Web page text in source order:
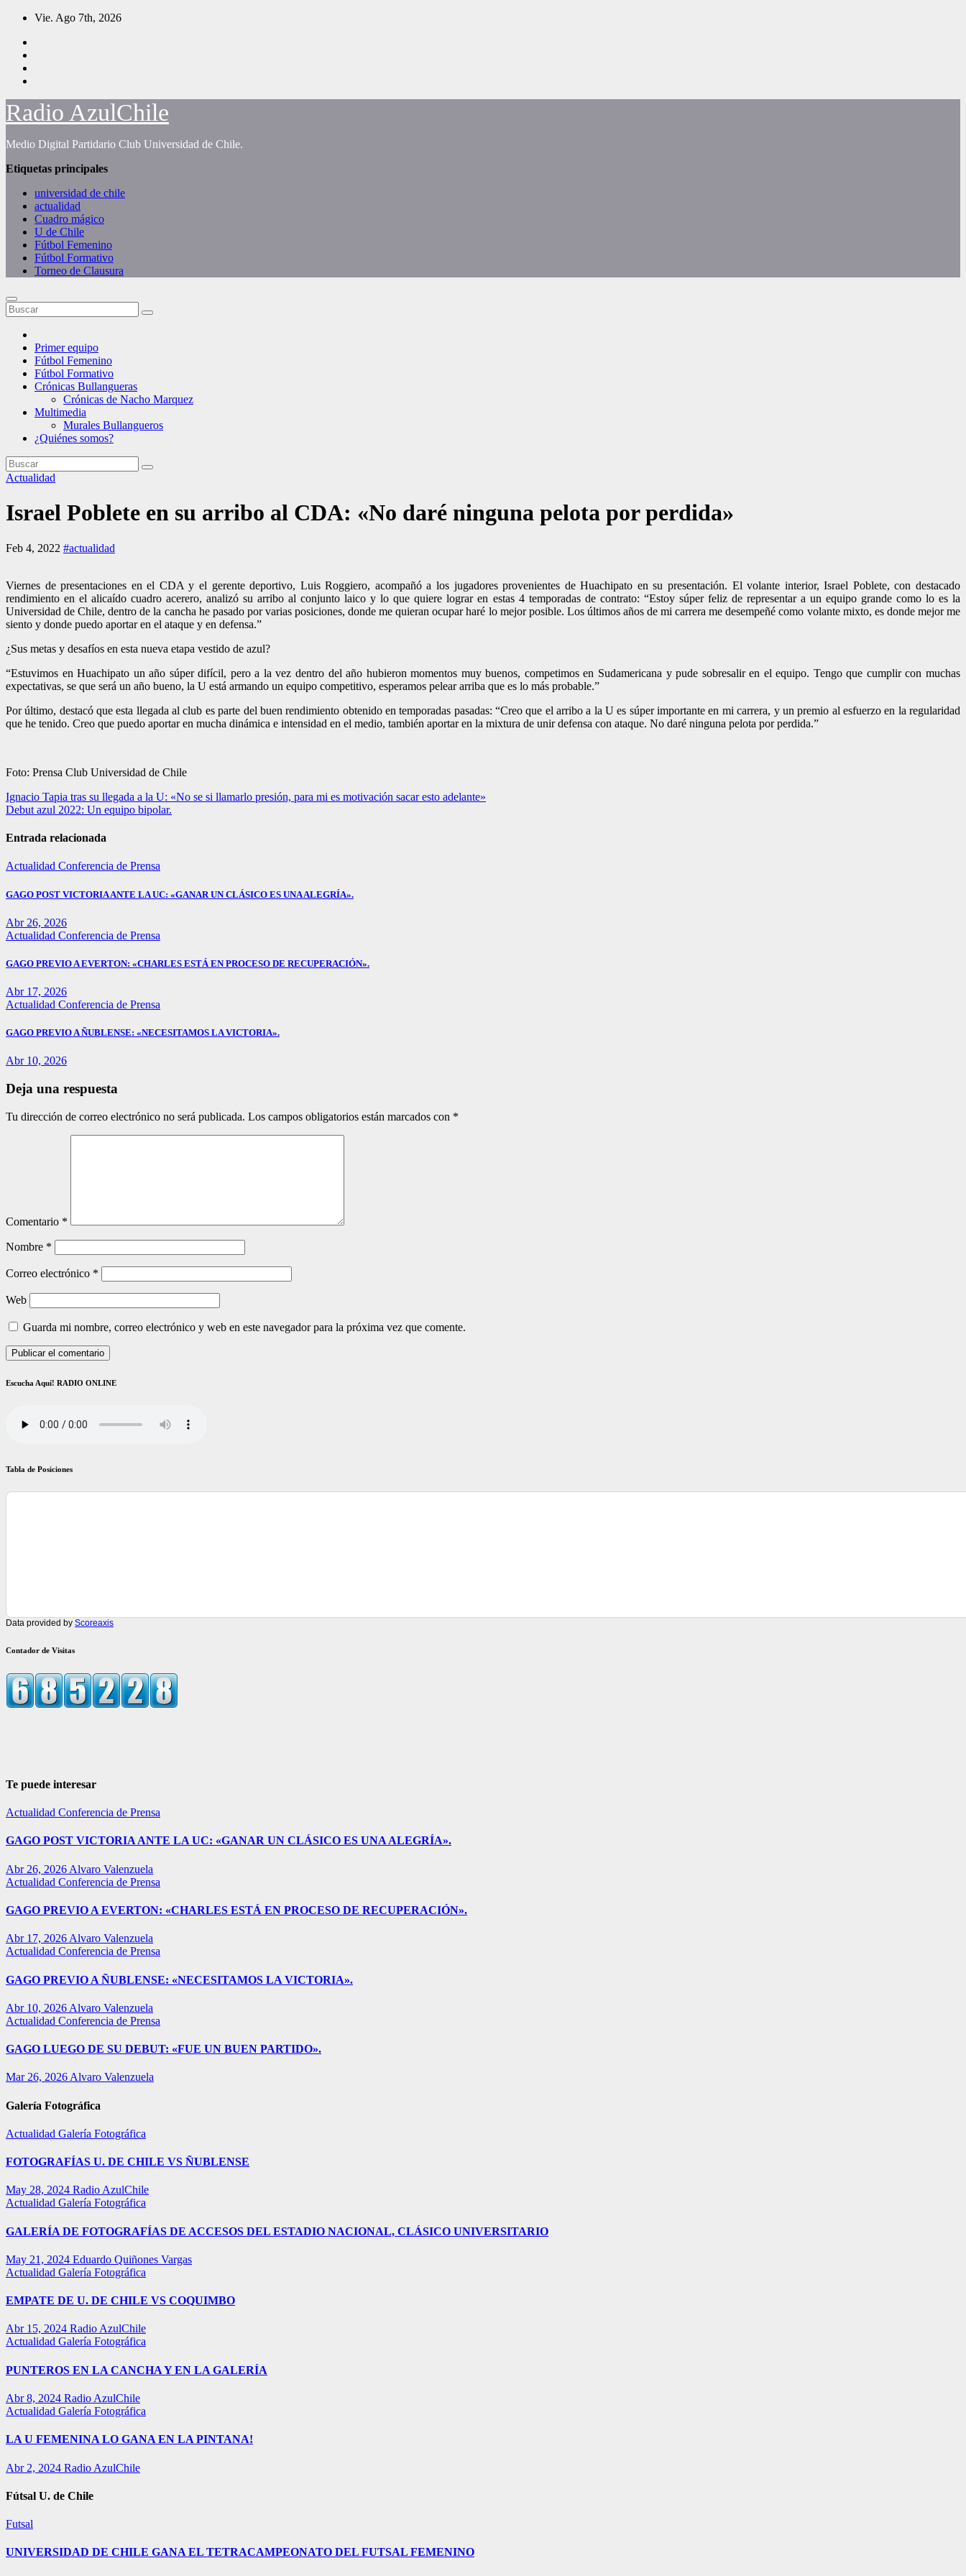
Saltar
contenido
Vie. Ago 7th, 2026
Radio AzulChile
Medio Digital Partidario Club Universidad de Chile.
Etiquetas principales
universidad de chile
actualidad
Cuadro mágico
U de Chile
Fútbol Femenino
Fútbol Formativo
Torneo de Clausura
Primer equipo
Fútbol Femenino
Fútbol Formativo
Crónicas Bullangueras
Crónicas de Nacho Marquez
Multimedia
Murales Bullangueros
¿Quiénes somos?
Actualidad
Israel Poblete en su arribo al CDA: «No daré ninguna pelota por perdida»
Feb 4, 2022 #actualidad
Viernes de presentaciones en el CDA y el gerente deportivo, Luis Roggiero, acompañó a los jugadores provenientes de Huachipato en su presentación. El volante interior, Israel Poblete, con destacado
rendimiento en el alicaído cuadro acerero, analizó su arribo al conjunto laico y lo que quiere lograr en estas 4 temporadas de contrato: “Estoy súper feliz de representar a un equipo grande como lo es la
Universidad de Chile, dentro de la cancha he pasado por varias posiciones, donde me quieran ocupar haré lo mejor posible. Los últimos años de mi carrera me desempeñé como volante mixto, es donde mejor me
siento y donde puedo aportar en el ataque y en defensa.”
¿Sus metas y desafíos en esta nueva etapa vestido de azul?
“Estuvimos en Huachipato un año súper difícil, pero a la vez dentro del año hubieron momentos muy buenos, competimos en Sudamericana y pude sobresalir en el equipo. Tengo que cumplir con muchas
expectativas, se que será un año bueno, la U está armando un equipo competitivo, esperamos pelear arriba que es lo más probable.”
Por último, destacó que esta llegada al club es parte del buen rendimiento obtenido en temporadas pasadas: “Creo que el arribo a la U es súper importante en mi carrera, y un premio al esfuerzo en la regularidad
que he tenido. Creo que puedo aportar en mucha dinámica e intensidad en el medio, también aportar en la mixtura de unir defensa con ataque. No daré ninguna pelota por perdida.”
Foto: Prensa Club Universidad de Chile
Navegación
de
entradas
Ignacio Tapia tras su llegada a la U: «No se si llamarlo presión, para mi es motivación sacar esto adelante»
Debut azul 2022: Un equipo bipolar.
Entrada relacionada
Actualidad Conferencia de Prensa
GAGO POST VICTORIA ANTE LA UC: «GANAR UN CLÁSICO ES UNA ALEGRÍA».
Abr 26, 2026
Actualidad Conferencia de Prensa
GAGO PREVIO A EVERTON: «CHARLES ESTÁ EN PROCESO DE RECUPERACIÓN».
Abr 17, 2026
Actualidad Conferencia de Prensa
GAGO PREVIO A ÑUBLENSE: «NECESITAMOS LA VICTORIA».
Abr 10, 2026
Deja una respuesta
Tu dirección de correo electrónico no será publicada. Los campos obligatorios están marcados con *
Comentario *
Nombre *
Correo electrónico *
Web
Guarda mi nombre, correo electrónico y web en este navegador para la próxima vez que comente.
Escucha Aquí! RADIO ONLINE
Tabla de Posiciones
Data provided by Scoreaxis
Contador de Visitas
Te puede interesar
Actualidad Conferencia de Prensa
GAGO POST VICTORIA ANTE LA UC: «GANAR UN CLÁSICO ES UNA ALEGRÍA».
Abr 26, 2026 Alvaro Valenzuela
Actualidad Conferencia de Prensa
GAGO PREVIO A EVERTON: «CHARLES ESTÁ EN PROCESO DE RECUPERACIÓN».
Abr 17, 2026 Alvaro Valenzuela
Actualidad Conferencia de Prensa
GAGO PREVIO A ÑUBLENSE: «NECESITAMOS LA VICTORIA».
Abr 10, 2026 Alvaro Valenzuela
Actualidad Conferencia de Prensa
GAGO LUEGO DE SU DEBUT: «FUE UN BUEN PARTIDO».
Mar 26, 2026 Alvaro Valenzuela
Galería Fotográfica
Actualidad Galería Fotográfica
FOTOGRAFÍAS U. DE CHILE VS ÑUBLENSE
May 28, 2024 Radio AzulChile
Actualidad Galería Fotográfica
GALERÍA DE FOTOGRAFÍAS DE ACCESOS DEL ESTADIO NACIONAL, CLÁSICO UNIVERSITARIO
May 21, 2024 Eduardo Quiñones Vargas
Actualidad Galería Fotográfica
EMPATE DE U. DE CHILE VS COQUIMBO
Abr 15, 2024 Radio AzulChile
Actualidad Galería Fotográfica
PUNTEROS EN LA CANCHA Y EN LA GALERÍA
Abr 8, 2024 Radio AzulChile
Actualidad Galería Fotográfica
LA U FEMENINA LO GANA EN LA PINTANA!
Abr 2, 2024 Radio AzulChile
Fútsal U. de Chile
Futsal
UNIVERSIDAD DE CHILE GANA EL TETRACAMPEONATO DEL FUTSAL FEMENINO